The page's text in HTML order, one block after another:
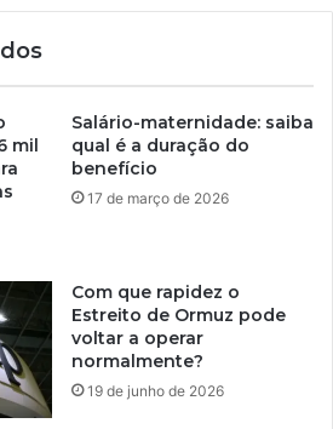
mil
Salário-maternidade: saiba
qual é a duração do
benefício
17 de março de 2026
Com que rapidez o
Estreito de Ormuz pode
voltar a operar
normalmente?
19 de junho de 2026